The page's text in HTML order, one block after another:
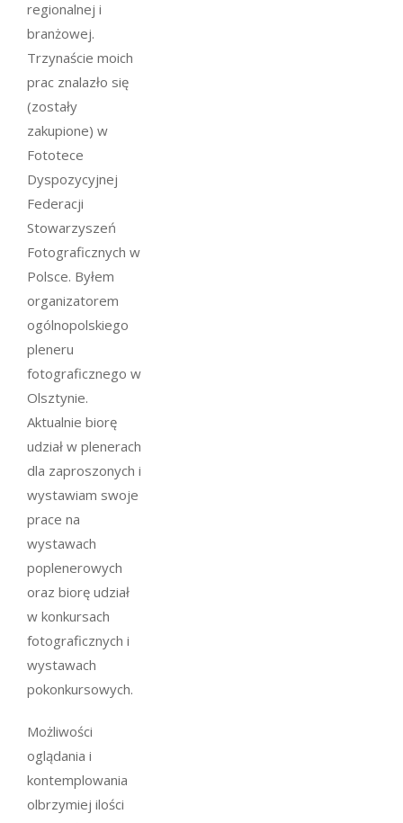
regionalnej i
branżowej.
Trzynaście moich
prac znalazło się
(zostały
zakupione) w
Fototece
Dyspozycyjnej
Federacji
Stowarzyszeń
Fotograficznych w
Polsce. Byłem
organizatorem
ogólnopolskiego
pleneru
fotograficznego w
Olsztynie.
Aktualnie biorę
udział w plenerach
dla zaproszonych i
wystawiam swoje
prace na
wystawach
poplenerowych
oraz biorę udział
w konkursach
fotograficznych i
wystawach
pokonkursowych.
Możliwości
oglądania i
kontemplowania
olbrzymiej ilości